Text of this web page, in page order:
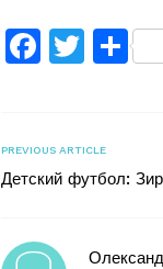
Facebook
PREVIOUS ARTICLE
Детский футбол: